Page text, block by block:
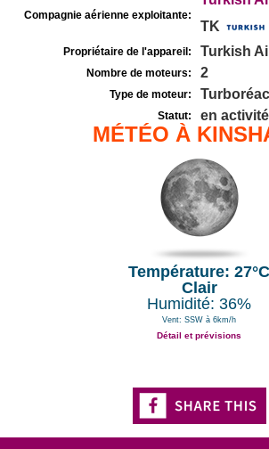
Compagnie aérienne exploitante:
TK
Propriétaire de l'appareil: Turkish
Nombre de moteurs: 2
Type de moteur:
Statut: en activité
MÉTÉO À
Température: 27°C
Clair
Humidité: 36%
Vent: SSW à 6km/h
Détail et prévisions